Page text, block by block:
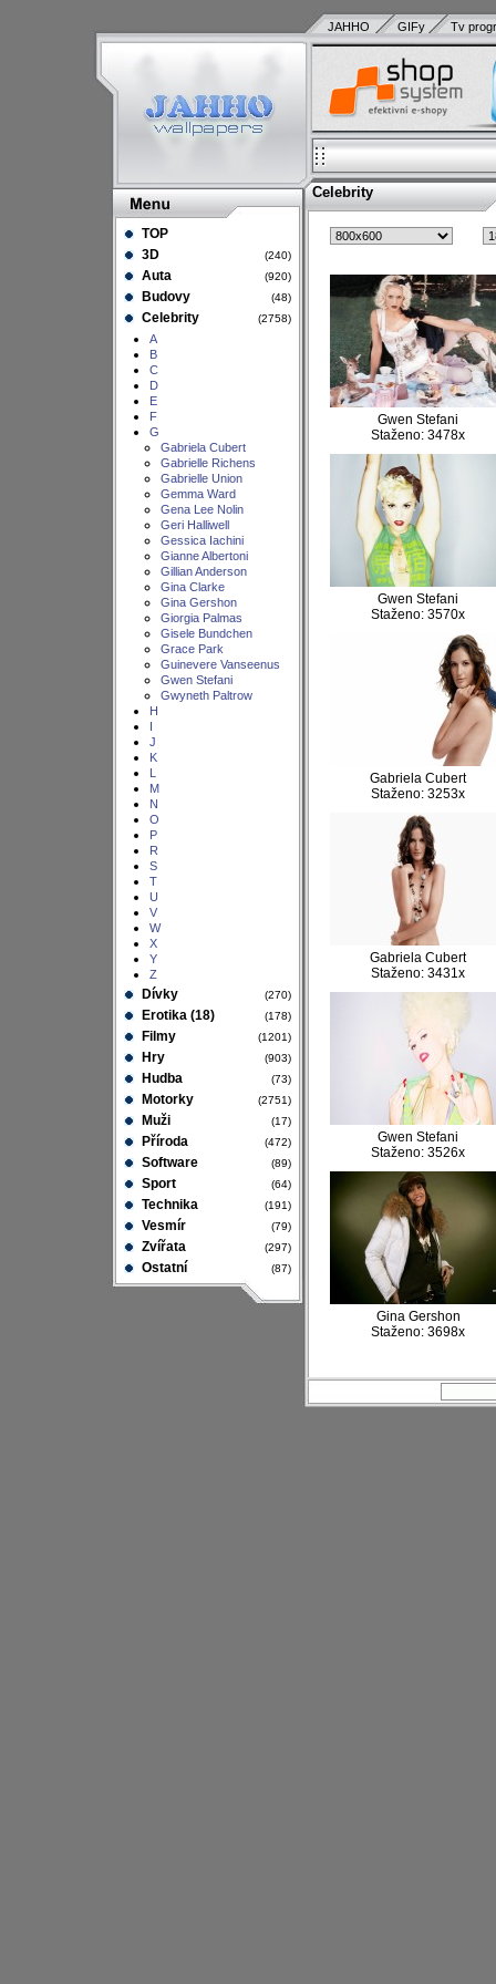
TOP
3D
(240)
Auta (920)
Budovy (48)
Celebrity (2758)
A
B
C
D
E
F
G
Gabriela Cubert
Gabrielle Richens
Gabrielle Union
Gemma Ward
Gena Lee Nolin
Geri Halliwell
Gessica Iachini
Gianne Albertoni
Gillian Anderson
Gina Clarke
Gina Gershon
Giorgia Palmas
Gisele Bundchen
Grace Park
Guinevere Vanseenus
Gwen Stefani
Gwyneth Paltrow
H
I
J
K
L
M
N
O
P
R
S
T
U
V
W
X
Y
Z
Dívky (270)
Erotika (18) (178)
Filmy (1201)
Hry (903)
Hudba (73)
Motorky (2751)
Muži (17)
Příroda (472)
Software (89)
Sport (64)
Technika (191)
Vesmír (79)
Zvířata (297)
Ostatní (87)
JAHHO GIFy Tv
Celebrity
Gwen Stefani
Staženo: 3478x
Gwen Stefani
Staženo: 3570x
Gabriela Cubert
Staženo: 3253x
Gabriela Cubert
Staženo: 3431x
Gwen Stefani
Staženo: 3526x
Gina Gershon
Staženo: 3698x